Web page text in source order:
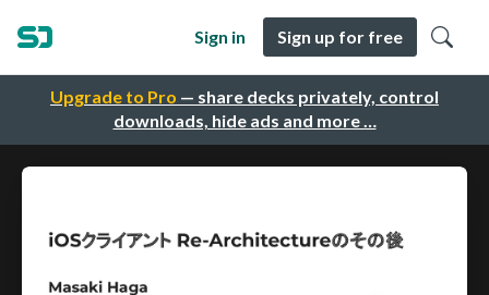
Upgrade to Pro — share decks privately, control
downloads, hide ads and more …
Sign in Sign up for free